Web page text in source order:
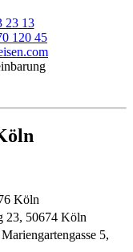
23 13
120 45
Köln
23, 50674 Köln
Mariengartengasse 5,